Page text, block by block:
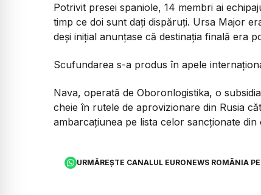
Potrivit presei spaniole, 14 membri ai
timp ce doi sunt dați dispăruți. Ursa Major
deși inițial anunțase că destinația finală era
Scufundarea s-a produs în apele
Nava, operată de Oboronlogistika, o
cheie în rutele de aprovizionare din Rusia
ambarcațiunea pe lista celor sancționate din
URMĂREȘTE CANALUL EURONEWS ROMÂNIA